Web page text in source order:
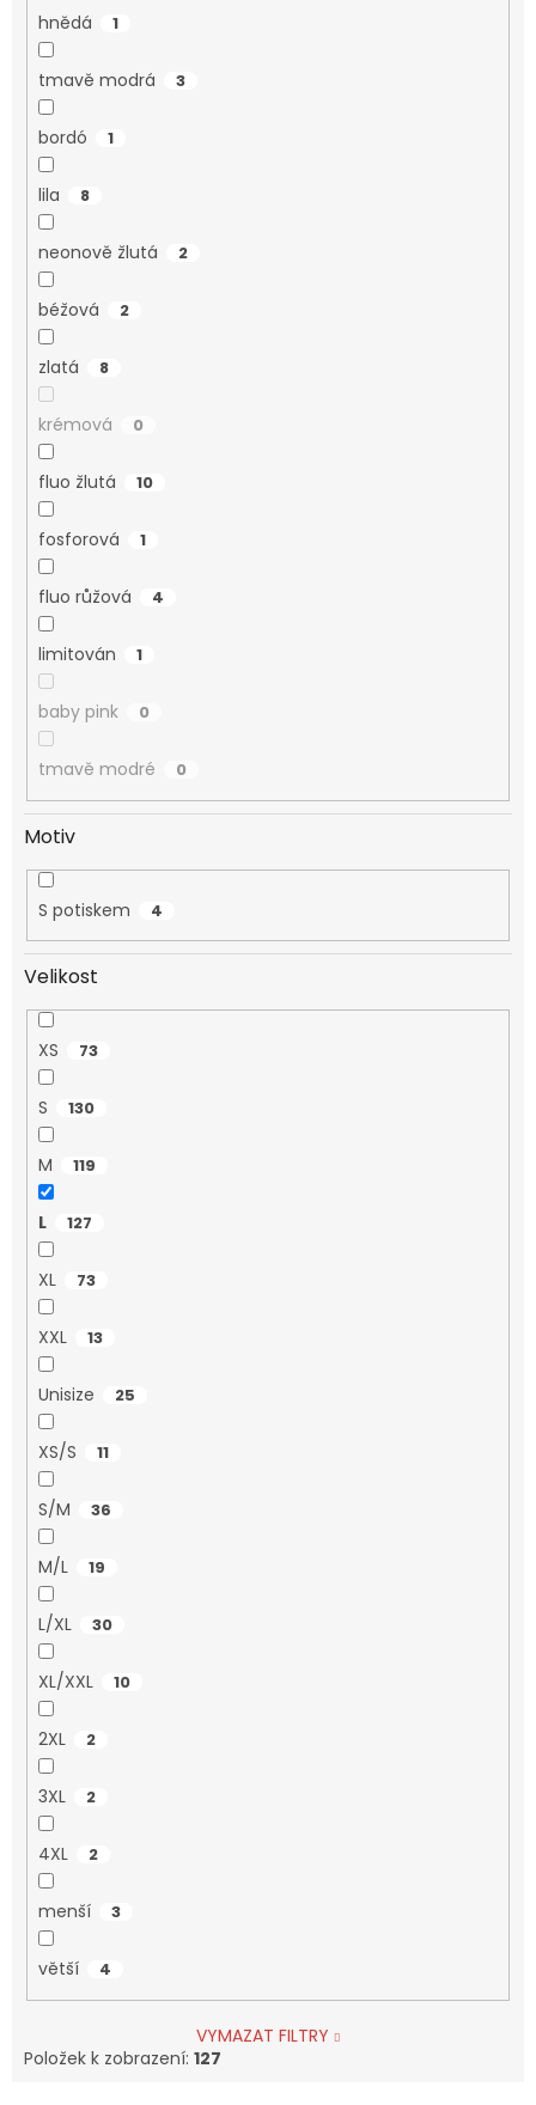
hnědá 1
tmavě modrá 3
bordó 1
lila 8
neonově žlutá 2
béžová 2
zlatá 8
krémová 0
fluo žlutá 10
fosforová 1
fluo růžová 4
limitován 1
baby pink 0
tmavě modré 0
Motiv
S potiskem 4
Velikost
XS 73
S 130
M 119
L 127
XL 73
XXL 13
Unisize 25
XS/S 11
S/M 36
M/L 19
L/XL 30
XL/XXL 10
2XL 2
3XL 2
4XL 2
menší 3
větší 4
VYMAZAT FILTRY
Položek k zobrazení: 127